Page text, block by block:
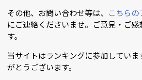
その他、お問い合わせ等は、 こちら
にご連絡くださいませ。ご意見・ご
す。
当サイトはランキングに参加していま
がとうございます。